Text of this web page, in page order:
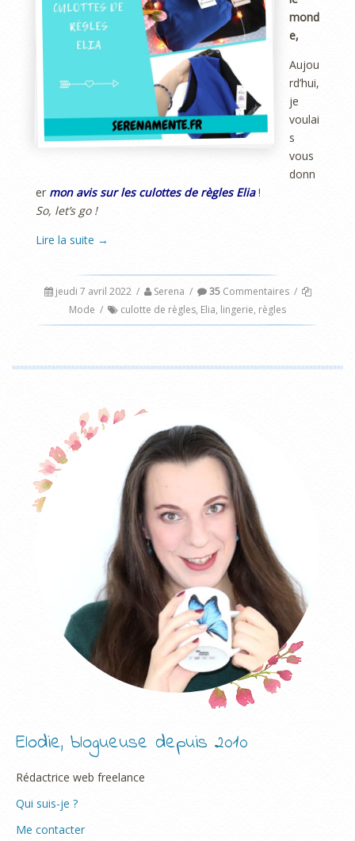
mond
e,
Aujou
rd’hui,
je
voulai
s
vous
donn
er mon avis sur les culottes de règles Elia!
So, let’s go !
Lire la suite →
jeudi 7 avril 2022 / Serena / 35Commentaires /
Mode / culotte de règles, Elia, lingerie, règles
Elodie, blogueuse depuis 2010
Rédactrice web freelance
Qui suis-je ?
Me contacter